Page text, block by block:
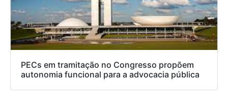
PECs em tramitação no Congresso propõem
autonomia funcional para a advocacia pública